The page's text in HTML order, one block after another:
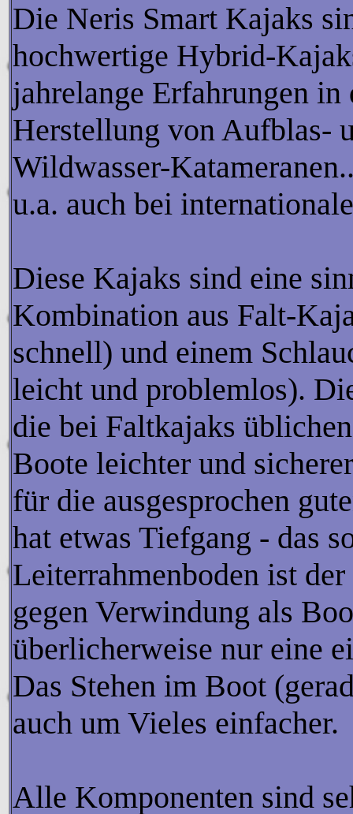
Die Neris Smart Kajaks
hochwertige Hybrid-
jahrelange Erfahrungen
Herstellung von Aufblas-
Wildwasser-
u.a. auch bei
Diese Kajaks sind eine
Kombination aus Falt-
schnell) und einem
leicht und problemlos).
die bei Faltkajaks
Boote leichter und
für die ausgesprochen
hat etwas Tiefgang - das
Leiterrahmenboden ist
gegen Verwindung als
überlicherweise nur eine
Das Stehen im Boot
auch um Vieles einfacher.
Alle Komponenten sind